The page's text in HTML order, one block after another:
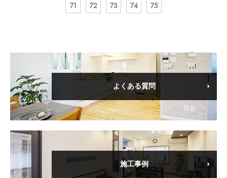
71 72 73 74 75
よくある質問
施工事例